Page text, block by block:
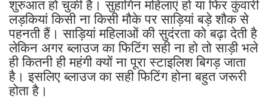
शुरुआत हो चुकी है। सुहागिन महिलाएं हो या फिर कुंवारी
लड़कियां किसी ना किसी मौके पर साड़ियां बड़े शौक से
पहनती हैं। साड़ियां महिलाओं की सुदंरता को बढ़ा देती है
लेकिन अगर ब्लाउज का फिटिंग सही ना हो तो साड़ी भले
ही कितनी ही महंगी क्यों ना पूरा स्टाइलिश बिगड़ जाता
है। इसलिए ब्लाउज का सही फिटिंग होना बहुत जरूरी
होता है।